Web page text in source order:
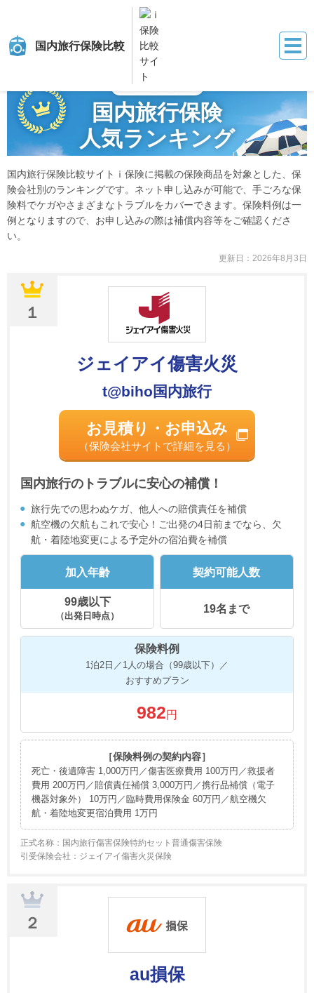
国内旅行保険比較
保険比較サイト『ｉ保険』 国内旅行保険比較 国内旅
2026年8月更新
国内旅行保険
人気ランキング
国内旅行保険比較サイトｉ保険に掲載の保険商品を対象とした、保
険会社別のランキングです。ネット申し込みが可能で、手ごろな保
険料でケガやさまざまなトラブルをカバーできます。保険料例は一
例となりますので、お申し込みの際は補償内容等をご確認くださ
い。
更新日： 2026年8月3日
１
ジェイアイ傷害火災
t@biho国内旅行
お見積り・お申込み
（保険会社サイトで詳細を見る）
国内旅行のトラブルに安心の補償！
旅行先での思わぬケガ、他人への賠償責任を補償
航空機の欠航もこれで安心！ご出発の4日前までなら、欠
航・着陸地変更による予定外の宿泊費を補償
加入年齢
99歳以下
（出発日時点）
契約可能人数
19名まで
保険料例
1泊2日／1人の場合（99歳以下）／
おすすめプラン
982円
［保険料例の契約内容］
死亡・後遺障害 1,000万円／傷害医療費用 100万円／救援者
費用 200万円／賠償責任補償 3,000万円／携行品補償（電子
機器対象外） 10万円／臨時費用保険金 60万円／航空機欠
航・着陸地変更宿泊費用 1万円
正式名称：国内旅行傷害保険特約セット普通傷害保険
引受保険会社：ジェイアイ傷害火災保険
２
au損保